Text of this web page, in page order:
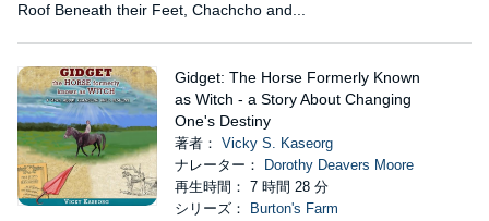
Roof Beneath their Feet, Chachcho and...
Gidget: The Horse Formerly Known
as Witch - a Story About Changing
One's Destiny
著者： Vicky S. Kaseorg
ナレーター：
Dorothy Deavers Moore
再生時間： 7 時間 28 分
シリーズ：
Burton's Farm